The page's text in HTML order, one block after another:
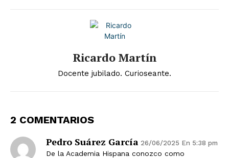
Ricardo Martín
Docente jubilado. Curioseante.
2 COMENTARIOS
Pedro Suárez García 26/06/2025 En 5:38 pm
De la Academia Hispana conozco como